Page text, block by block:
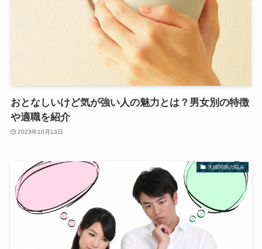
おとなしいけど気が強い人の魅力とは？男女別の特徴
や適職を紹介
2023年10月13日
夫婦関係の悩み